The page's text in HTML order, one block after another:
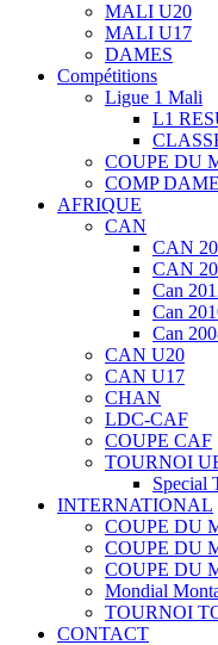
MALI U20
MALI U17
DAMES
Compétitions
Ligue 1 Mali
L1
COUPE DU
COMP
AFRIQUE
CAN
CAN
CAN
Can
Can
Can
CAN U20
CAN U17
CHAN
LDC-CAF
COUPE CAF
TOURNOI
Special
INTERNATIONAL
COUPE DU
COUPE DU
COUPE DU
Mondial
TOURNOI
CONTACT